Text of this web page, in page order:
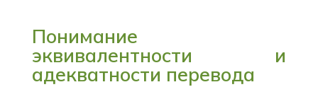
Понимание
эквивалентности и
адекватности перевода